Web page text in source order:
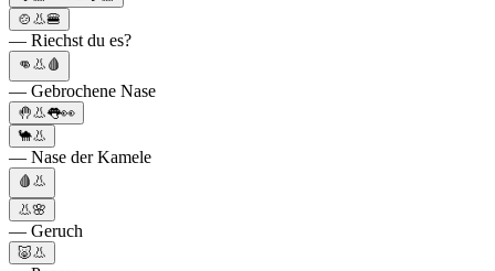
🍲👃🍔
— Riechst du es?
👊👃🩸
— Gebrochene Nase
🤚👃👅👀
🐪👃
— Nase der Kamele
🩸👃
👃🌸
— Geruch
🐷👃